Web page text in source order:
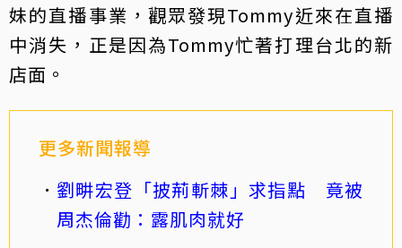
妹的直播事業，觀眾發現Tommy近來在直播
中消失，正是因為Tommy忙著打理台北的新
店面。
更多新聞報導
劉畊宏登「披荊斬棘」求指點 竟被
周杰倫勸：露肌肉就好